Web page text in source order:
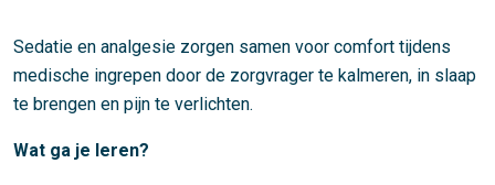
Sedatie en analgesie zorgen samen voor comfort tijdens
medische ingrepen door de zorgvrager te kalmeren, in slaap
te brengen en pijn te verlichten.
Wat ga je leren?